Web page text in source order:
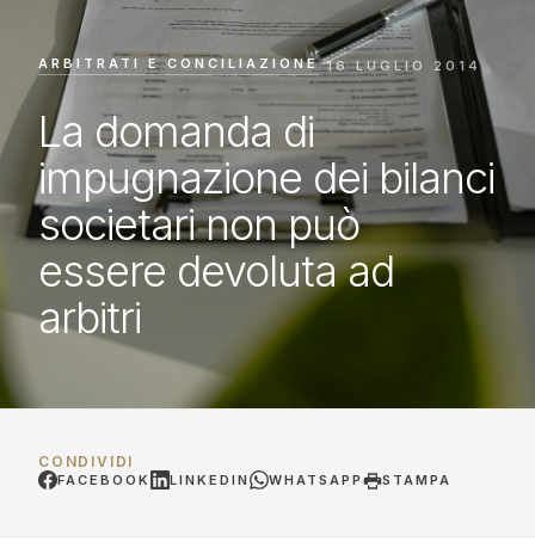
ARBITRATI E CONCILIAZIONE·16 LUGLIO 2014
La domanda di
impugnazione dei bilanci
societari non può
essere devoluta ad
arbitri
CONDIVIDI
FACEBOOK LINKEDIN WHATSAPP STAMPA